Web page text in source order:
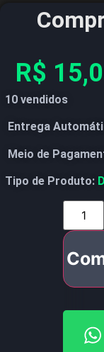
R$
10 vendidos
Entrega
Meio de
Tipo de Produto: